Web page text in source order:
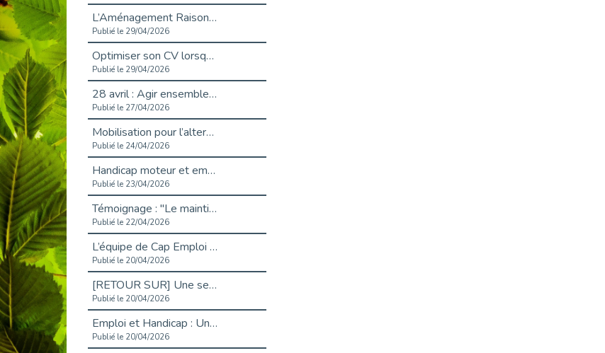
L’Aménagement Raisonnable : Un Levier pour l’Équité
Publié le 29/04/2026
Optimiser son CV lorsqu’on est en situation de handicap
Publié le 29/04/2026
28 avril : Agir ensemble pour une culture de prévention au travail
Publié le 27/04/2026
Mobilisation pour l’alternance et le handicap
Publié le 24/04/2026
Handicap moteur et emploi : réussir ses recrutements vidéo
Publié le 23/04/2026
Témoignage : "Le maintien en emploi est un investissement, pas une contrainte."
Publié le 22/04/2026
L’équipe de Cap Emploi 92 s’agrandit : Bienvenue à Charmila, Khoudia et Fadila !
Publié le 20/04/2026
[RETOUR SUR] Une session de recrutement inclusive réussie à Asnières !
Publié le 20/04/2026
Emploi et Handicap : Une alliance de style entre Cap Emploi 92 et La Cravate Solidaire
Publié le 20/04/2026